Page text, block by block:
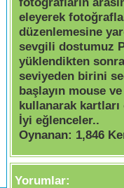
eleyerek
düzenlemesine
sevgili dostumuz
yüklendikten
seviyeden birini
başlayın mouse
kullanarak
İyi eğlenceler..
Oynanan: 1,846
Yorumlar: